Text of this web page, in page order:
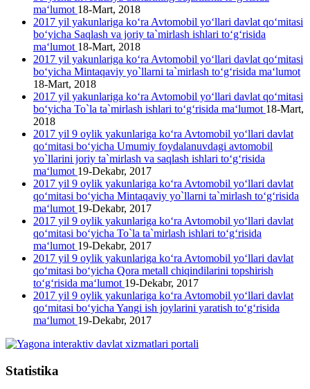
ma‘lumot 18-Mart, 2018
2017 yil yakunlariga ko‘ra Avtomobil yo‘llari davlat qo‘mitasi
bo‘yicha Saqlash va joriy ta`mirlash ishlari to‘g‘risida
ma‘lumot 18-Mart, 2018
2017 yil yakunlariga ko‘ra Avtomobil yo‘llari davlat qo‘mitasi
bo‘yicha Mintaqaviy yo`llarni ta`mirlash to‘g‘risida ma‘lumot
18-Mart, 2018
2017 yil yakunlariga ko‘ra Avtomobil yo‘llari davlat qo‘mitasi
bo‘yicha To`la ta`mirlash ishlari to‘g‘risida ma‘lumot 18-Mart,
2018
2017 yil 9 oylik yakunlariga ko‘ra Avtomobil yo‘llari davlat
qo‘mitasi bo‘yicha Umumiy foydalanuvdagi avtomobil
yo`llarini joriy ta`mirlash va saqlash ishlari to‘g‘risida
ma‘lumot 19-Dekabr, 2017
2017 yil 9 oylik yakunlariga ko‘ra Avtomobil yo‘llari davlat
qo‘mitasi bo‘yicha Mintaqaviy yo`llarni ta`mirlash to‘g‘risida
ma‘lumot 19-Dekabr, 2017
2017 yil 9 oylik yakunlariga ko‘ra Avtomobil yo‘llari davlat
qo‘mitasi bo‘yicha To`la ta`mirlash ishlari to‘g‘risida
ma‘lumot 19-Dekabr, 2017
2017 yil 9 oylik yakunlariga ko‘ra Avtomobil yo‘llari davlat
qo‘mitasi bo‘yicha Qora metall chiqindilarini topshirish
to‘g‘risida ma‘lumot 19-Dekabr, 2017
2017 yil 9 oylik yakunlariga ko‘ra Avtomobil yo‘llari davlat
qo‘mitasi bo‘yicha Yangi ish joylarini yaratish to‘g‘risida
ma‘lumot 19-Dekabr, 2017
Statistika